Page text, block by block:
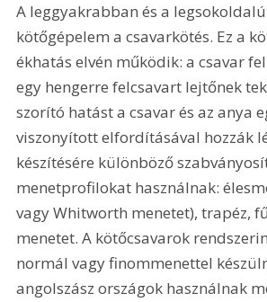
A leggyakrabban és a
kötőgépelem a csavarkötés. Ez a
ékhatás elvén működik: a csavar
egy hengerre felcsavart lejtőnek
szorító hatást a csavar és az anya
viszonyított elfordításával hozzák
készítésére különböző
menetprofilokat használnak:
vagy Whitworth menetet), trapéz,
menetet. A kötőcsavarok
normál vagy finommenettel
angolszász országok használnak